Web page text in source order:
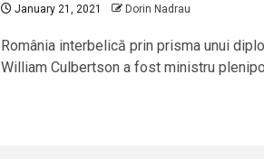
January 21, 2021 Dorin Nadrau
România interbelică prin prisma unui
William Culbertson a fost ministru